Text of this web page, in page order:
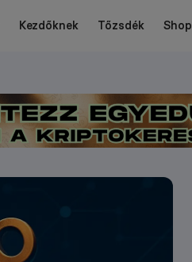
Kezdőknek Tőzsdék Shop